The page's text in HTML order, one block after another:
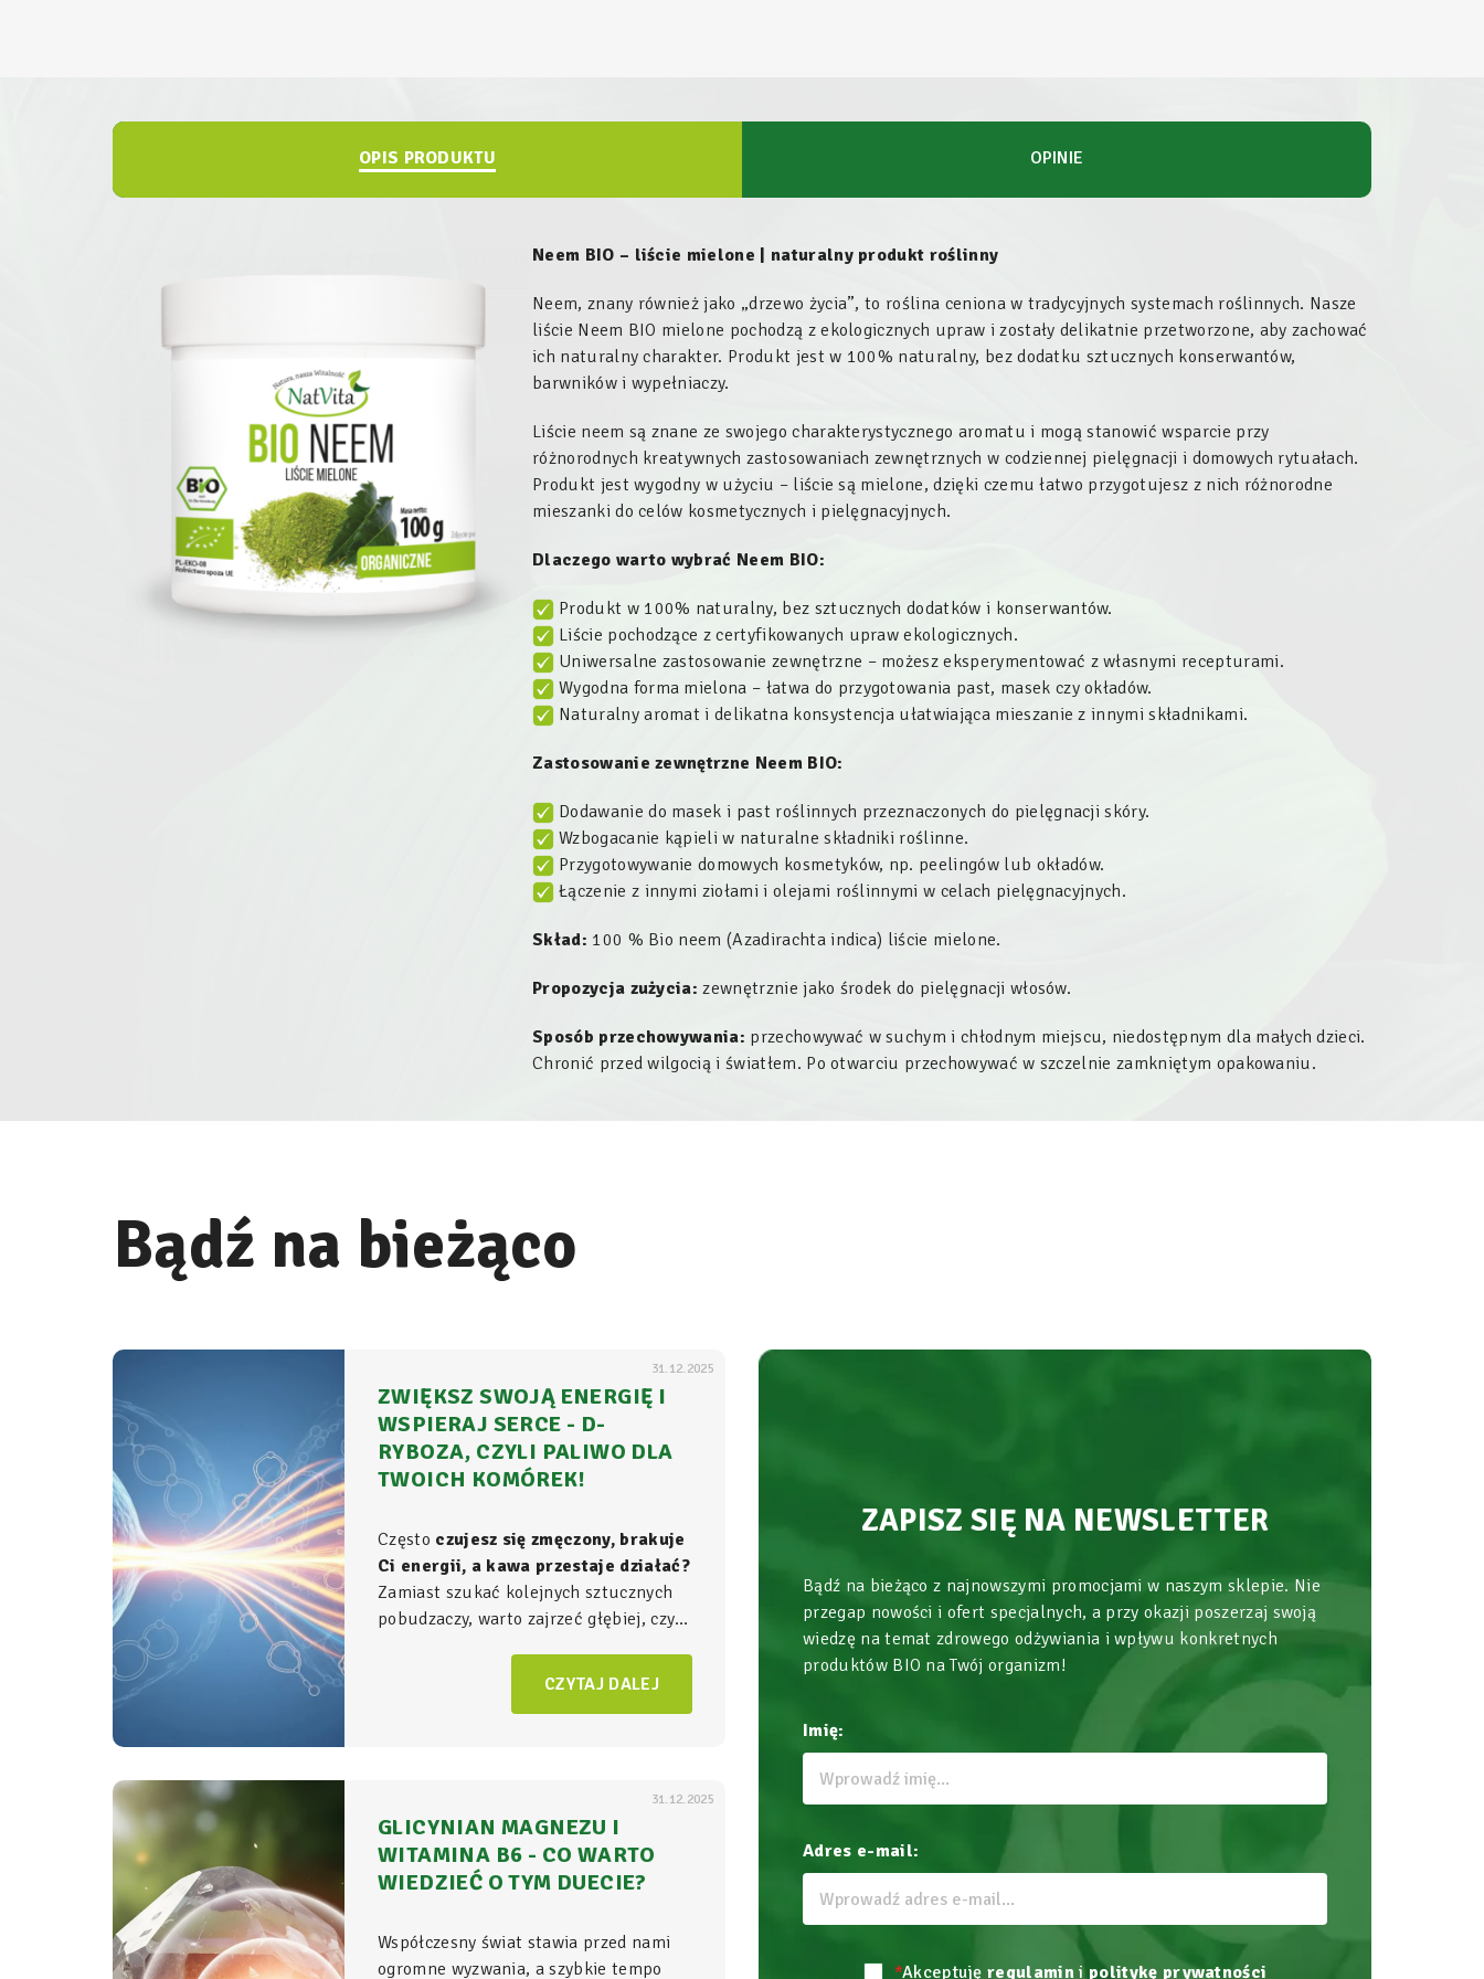
OPIS PRODUKTU OPINIE
Neem BIO – liście mielone | naturalny produkt roślinny
Neem, znany również jako „drzewo życia”, to roślina ceniona w tradycyjnych systemach roślinnych. Nasze
liście Neem BIO mielone pochodzą z ekologicznych upraw i zostały delikatnie przetworzone, aby zachować
ich naturalny charakter. Produkt jest w 100% naturalny, bez dodatku sztucznych konserwantów,
barwników i wypełniaczy.
Liście neem są znane ze swojego charakterystycznego aromatu i mogą stanowić wsparcie przy
różnorodnych kreatywnych zastosowaniach zewnętrznych w codziennej pielęgnacji i domowych rytuałach.
Produkt jest wygodny w użyciu – liście są mielone, dzięki czemu łatwo przygotujesz z nich różnorodne
mieszanki do celów kosmetycznych i pielęgnacyjnych.
Dlaczego warto wybrać Neem BIO:
Produkt w 100% naturalny, bez sztucznych dodatków i konserwantów.
Liście pochodzące z certyfikowanych upraw ekologicznych.
Uniwersalne zastosowanie zewnętrzne – możesz eksperymentować z własnymi recepturami.
Wygodna forma mielona – łatwa do przygotowania past, masek czy okładów.
Naturalny aromat i delikatna konsystencja ułatwiająca mieszanie z innymi składnikami.
Zastosowanie zewnętrzne Neem BIO:
Dodawanie do masek i past roślinnych przeznaczonych do pielęgnacji skóry.
Wzbogacanie kąpieli w naturalne składniki roślinne.
Przygotowywanie domowych kosmetyków, np. peelingów lub okładów.
Łączenie z innymi ziołami i olejami roślinnymi w celach pielęgnacyjnych.
Skład: 100 % Bio neem (Azadirachta indica) liście mielone.
Propozycja zużycia: zewnętrznie jako środek do pielęgnacji włosów.
Sposób przechowywania: przechowywać w suchym i chłodnym miejscu, niedostępnym dla małych dzieci.
Chronić przed wilgocią i światłem. Po otwarciu przechowywać w szczelnie zamkniętym opakowaniu.
Bądź na bieżąco
31.12.2025
ZWIĘKSZ SWOJĄ ENERGIĘ I
WSPIERAJ SERCE - D-
RYBOZA, CZYLI PALIWO DLA
TWOICH KOMÓREK!
Często czujesz się zmęczony, brakuje
Ci energii, a kawa przestaje działać?
Zamiast szukać kolejnych sztucznych
pobudzaczy, warto zajrzeć głębiej, czyli
organizmie - tam, gdzie na poziomie
CZYTAJ DALEJ
31.12.2025
GLICYNIAN MAGNEZU I
WITAMINA B6 - CO WARTO
WIEDZIEĆ O TYM DUECIE?
Współczesny świat stawia przed nami
ogromne wyzwania, a szybkie tempo
ZAPISZ SIĘ NA NEWSLETTER
Bądź na bieżąco z najnowszymi promocjami w naszym sklepie. Nie
przegap nowości i ofert specjalnych, a przy okazji poszerzaj swoją
wiedzę na temat zdrowego odżywiania i wpływu konkretnych
produktów BIO na Twój organizm!
Imię:
Adres e-mail:
*Akceptujęregulamin i politykę prywatności